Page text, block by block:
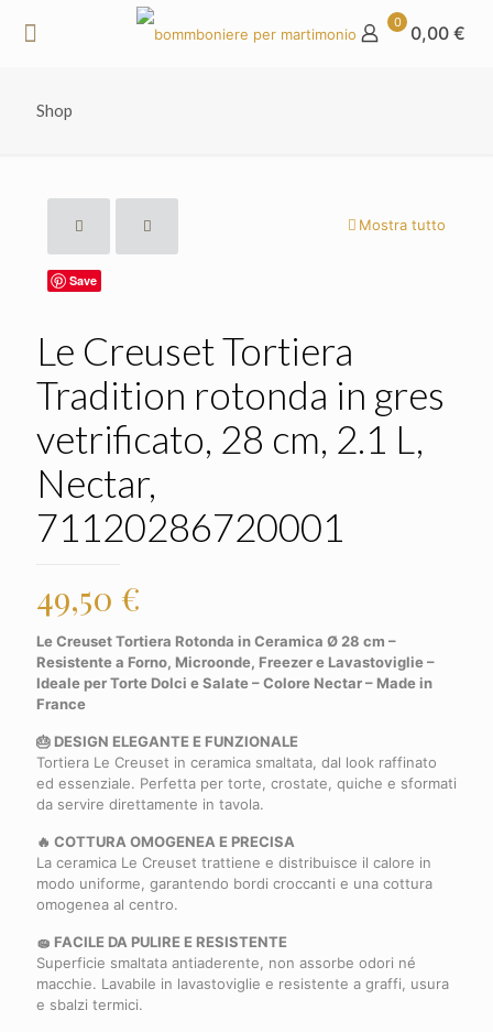
0 0,00 €
Shop
Mostra tutto
Save
Le Creuset Tortiera
Tradition rotonda in gres
vetrificato, 28 cm, 2.1 L,
Nectar,
71120286720001
49,50 €
Le Creuset Tortiera Rotonda in Ceramica Ø 28 cm –
Resistente a Forno, Microonde, Freezer e Lavastoviglie –
Ideale per Torte Dolci e Salate – Colore Nectar – Made in
France
🎂 DESIGN ELEGANTE E FUNZIONALE
Tortiera Le Creuset in ceramica smaltata, dal look raffinato
ed essenziale. Perfetta per torte, crostate, quiche e sformati
da servire direttamente in tavola.
🔥 COTTURA OMOGENEA E PRECISA
La ceramica Le Creuset trattiene e distribuisce il calore in
modo uniforme, garantendo bordi croccanti e una cottura
omogenea al centro.
🧽 FACILE DA PULIRE E RESISTENTE
Superficie smaltata antiaderente, non assorbe odori né
macchie. Lavabile in lavastoviglie e resistente a graffi, usura
e sbalzi termici.